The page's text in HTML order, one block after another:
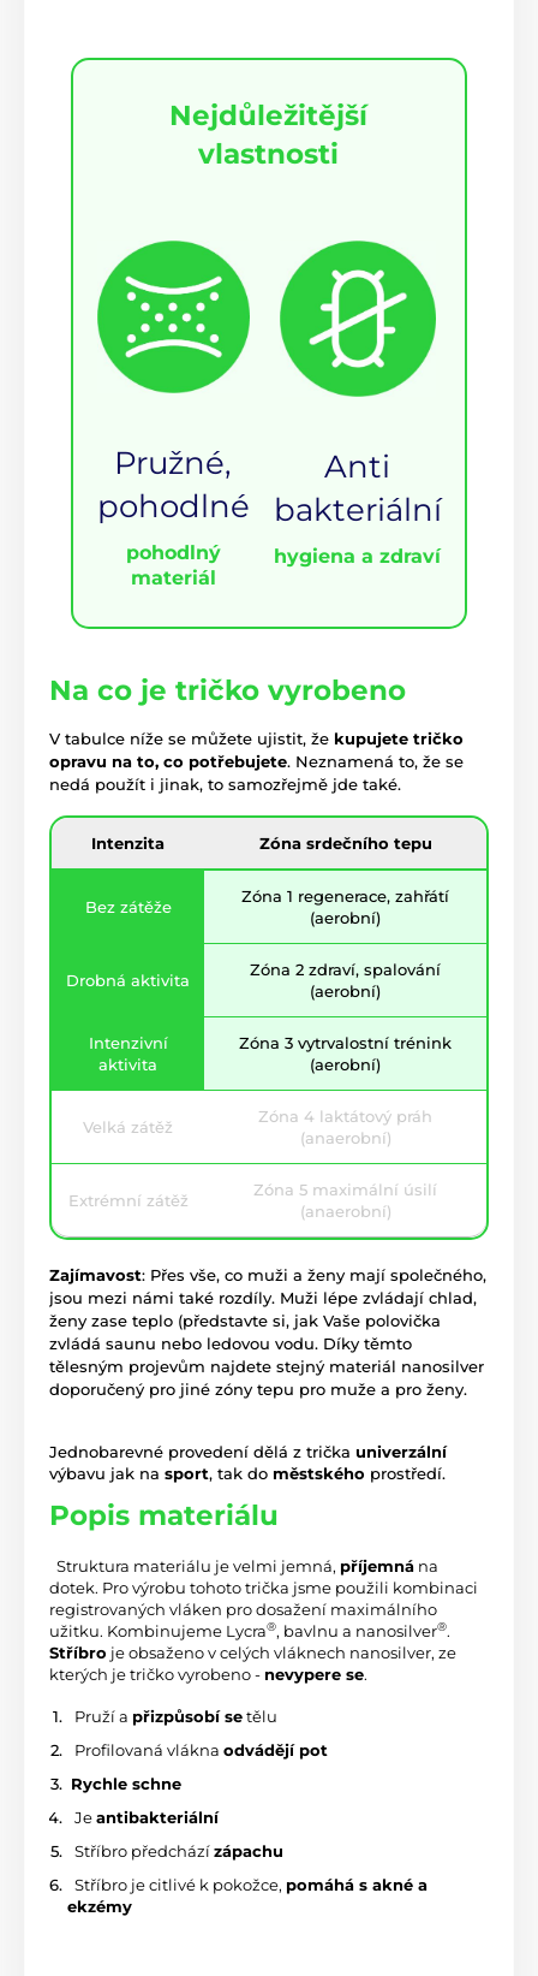
Nejdůležitější
vlastnosti
Pružné,
pohodlné
pohodlný
materiál
Anti
bakteriální
hygiena a zdraví
Na co je tričko vyrobeno
V tabulce níže se můžete ujistit, že kupujete tričko
opravu na to, co potřebujete. Neznamená to, že se
nedá použít i jinak, to samozřejmě jde také.
Intenzita Zóna srdečního tepu
Bez zátěže
Zóna 1 regenerace, zahřátí
(aerobní)
Drobná aktivita
Zóna 2 zdraví, spalování
(aerobní)
Intenzivní
aktivita
Zóna 3 vytrvalostní trénink
(aerobní)
Velká zátěž
Zóna 4 laktátový práh
(anaerobní)
Extrémní zátěž
Zóna 5 maximální úsilí
(anaerobní)
Zajímavost: Přes vše, co muži a ženy mají společného,
jsou mezi námi také rozdíly. Muži lépe zvládají chlad,
ženy zase teplo (představte si, jak Vaše polovička
zvládá saunu nebo ledovou vodu. Díky těmto
tělesným projevům najdete stejný materiál nanosilver
doporučený pro jiné zóny tepu pro muže a pro ženy.
Jednobarevné provedení dělá z trička univerzální
výbavu jak na sport, tak do městského prostředí.
Popis materiálu
Struktura materiálu je velmi jemná, příjemná na
dotek. Pro výrobu tohoto trička jsme použili kombinaci
registrovaných vláken pro dosažení maximálního
užitku. Kombinujeme Lycra®, bavlnu a nanosilver®
Stříbro je obsaženo v celých vláknech nanosilver, ze
kterých je tričko vyrobeno - nevypere se.
Pruží a přizpůsobí se tělu
Profilovaná vlákna odvádějí pot
Rychle schne
Je antibakteriální
Stříbro předchází zápachu
Stříbro je citlivé k pokožce, pomáhá s akné a
ekzémy